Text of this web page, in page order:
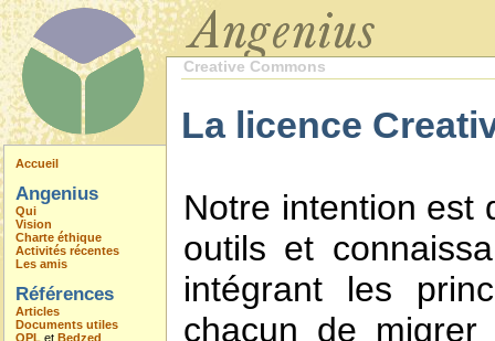
Accueil
Angenius
Qui
Vision
Charte éthique
Activités récentes
Les amis
Références
Articles
Documents utiles
OPL et Bedzed
Creative Commons
La licence
Notre intention est
outils et
intégrant les
chacun de